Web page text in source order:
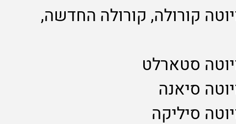
קורולה, קורולה החדשה,
סטארלט
סיאנה
סיליקה